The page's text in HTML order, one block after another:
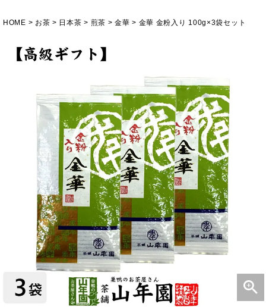
HOME お茶 日本茶 煎茶 金華 金華 金粉入り 100g×3袋セット